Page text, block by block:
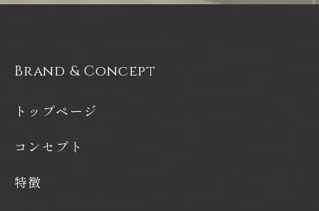
Brand & Concept
トップページ
コンセプト
特徴